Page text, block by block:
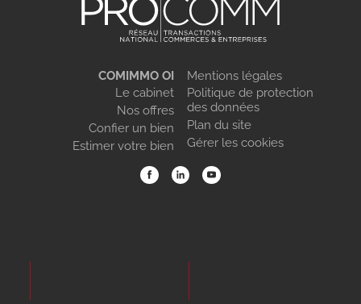
COMIMMO OI
Le cabinet
Nos offres
Confier un bien
Estimer votre bien
Mentions légales
Politique de protection
des données
Plan du site
Gérer les cookies